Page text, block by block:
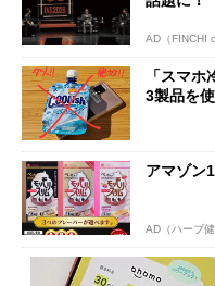
AD（FINCHI
「スマ
3製品を
アマゾン
AD（ハーブ健